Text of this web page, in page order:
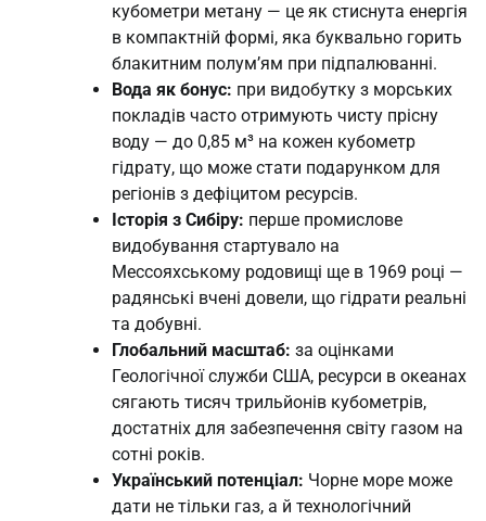
кубометри метану — це як стиснута енергія
в компактній формі, яка буквально горить
блакитним полум’ям при підпалюванні.
Вода як бонус: при видобутку з морських
покладів часто отримують чисту прісну
воду — до 0,85 м³ на кожен кубометр
гідрату, що може стати подарунком для
регіонів з дефіцитом ресурсів.
Історія з Сибіру: перше промислове
видобування стартувало на
Мессояхському родовищі ще в 1969 році —
радянські вчені довели, що гідрати реальні
та добувні.
Глобальний масштаб: за оцінками
Геологічної служби США, ресурси в океанах
сягають тисяч трильйонів кубометрів,
достатніх для забезпечення світу газом на
сотні років.
Український потенціал: Чорне море може
дати не тільки газ, а й технологічний